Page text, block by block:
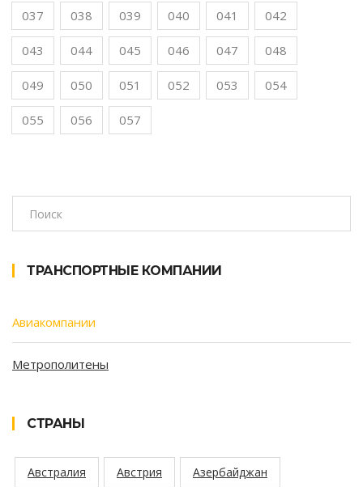
037 038 039 040 041 042
043 044 045 046 047 048
049 050 051 052 053 054
055 056 057
ТРАНСПОРТНЫЕ КОМПАНИИ
Авиакомпании
Метрополитены
СТРАНЫ
Австралия Австрия Азербайджан